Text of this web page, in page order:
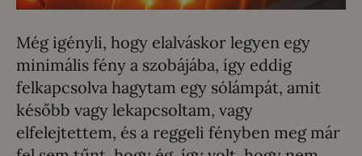
Még igényli, hogy elalváskor legyen egy
minimális fény a szobájába, így eddig
felkapcsolva hagytam egy sólámpát, amit
később vagy lekapcsoltam, vagy
elfelejtettem, és a reggeli fényben meg már